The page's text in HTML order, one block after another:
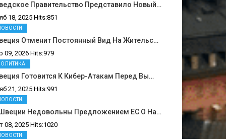
Правительство Представило Новый…
18, 2025 Hits:851
Отменит Постоянный Вид На Жительс…
09, 2026 Hits:979
Готовится К Кибер-Атакам Перед Вы…
21, 2025 Hits:991
Недовольны Предложением ЕС О На…
08, 2025 Hits:1020